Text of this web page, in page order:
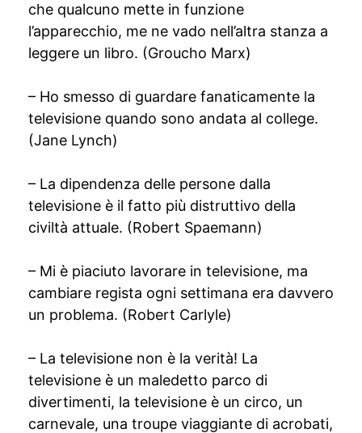
che qualcuno mette in funzione
l’apparecchio, me ne vado nell’altra stanza a
leggere un libro. (Groucho Marx)
– Ho smesso di guardare fanaticamente la
televisione quando sono andata al college.
(Jane Lynch)
– La dipendenza delle persone dalla
televisione è il fatto più distruttivo della
civiltà attuale. (Robert Spaemann)
– Mi è piaciuto lavorare in televisione, ma
cambiare regista ogni settimana era davvero
un problema. (Robert Carlyle)
– La televisione non è la verità! La
televisione è un maledetto parco di
divertimenti, la televisione è un circo, un
carnevale, una troupe viaggiante di acrobati,